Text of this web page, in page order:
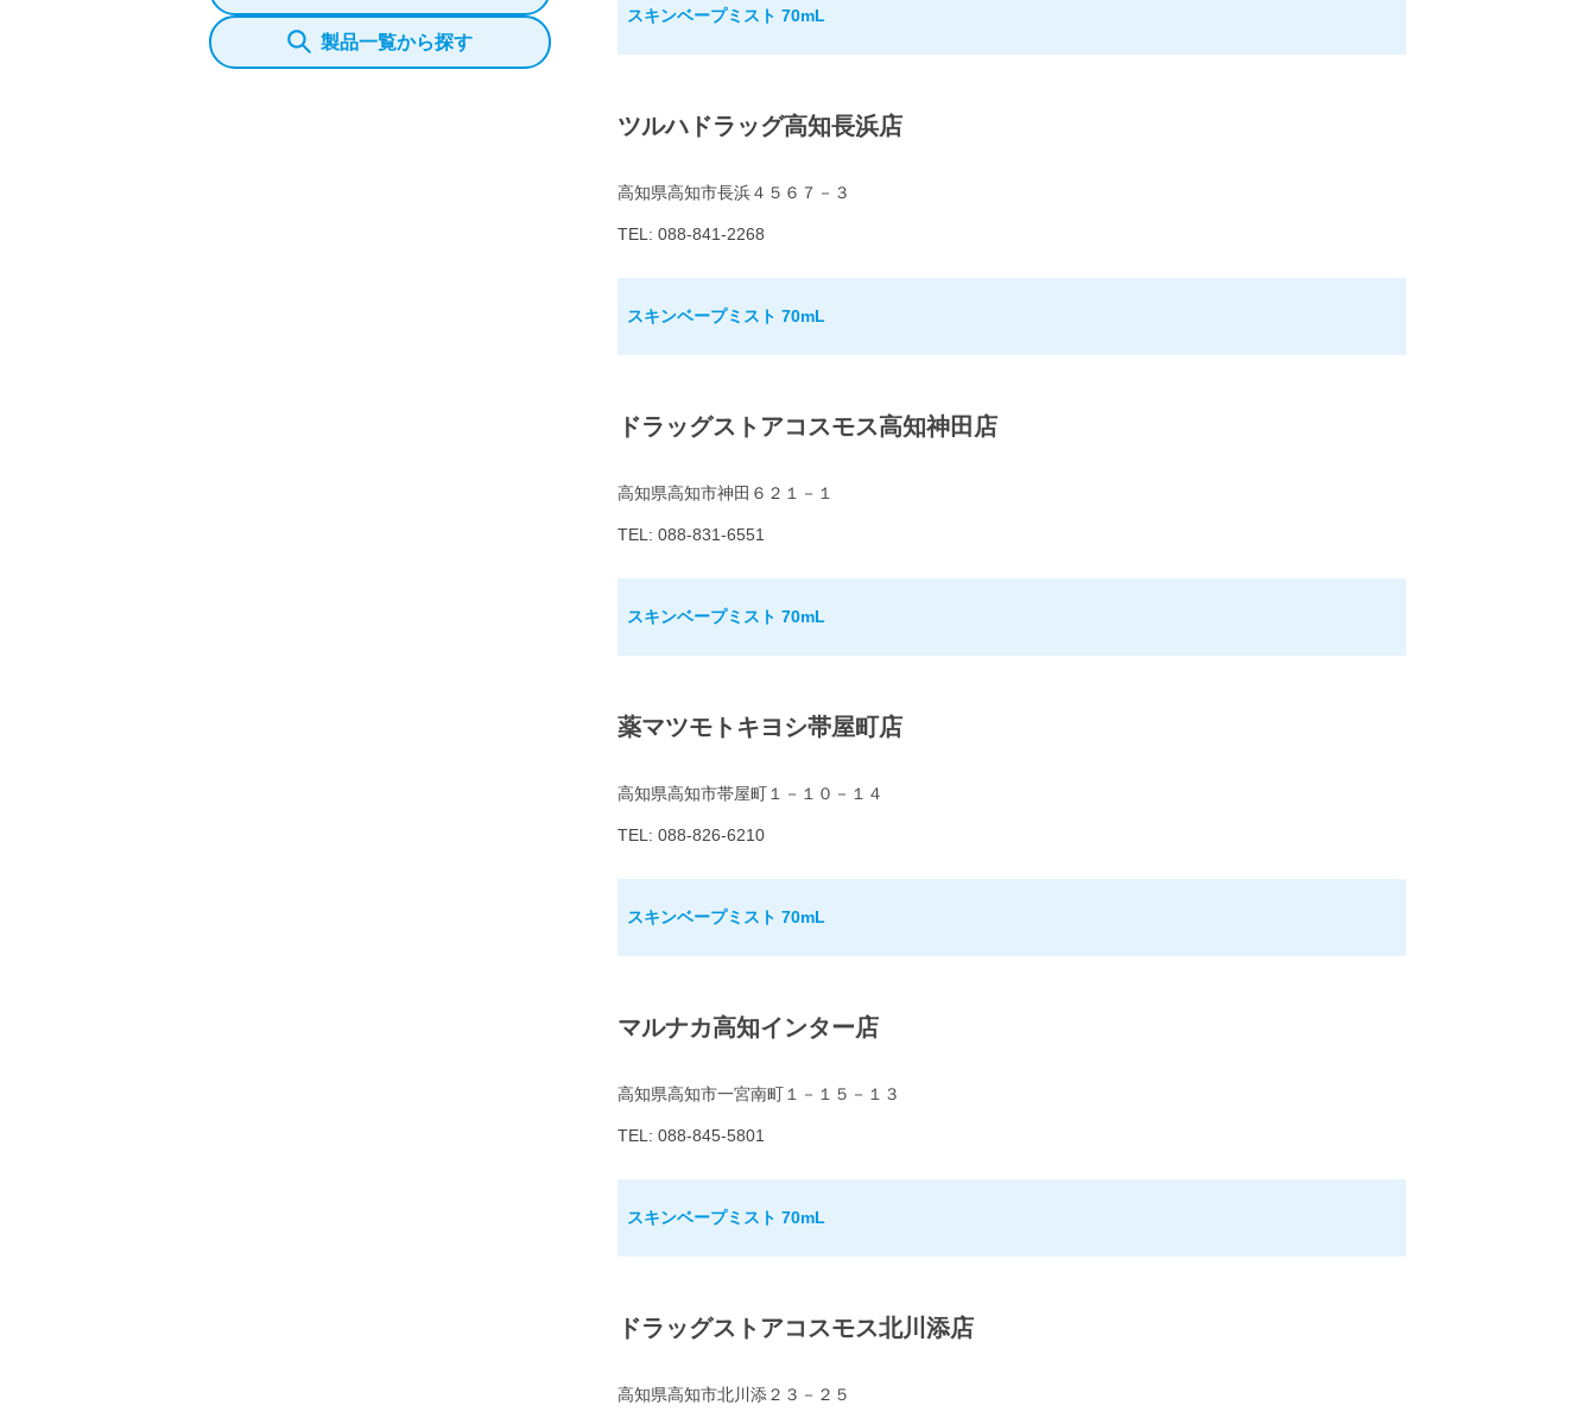
製品一覧から探す
スキンベープミスト 70mL
ツルハドラッグ高知長浜店
高知県高知市長浜４５６７－３
TEL: 088-841-2268
スキンベープミスト 70mL
ドラッグストアコスモス高知神田店
高知県高知市神田６２１－１
TEL: 088-831-6551
スキンベープミスト 70mL
薬マツモトキヨシ帯屋町店
高知県高知市帯屋町１－１０－１４
TEL: 088-826-6210
スキンベープミスト 70mL
マルナカ高知インター店
高知県高知市一宮南町１－１５－１３
TEL: 088-845-5801
スキンベープミスト 70mL
ドラッグストアコスモス北川添店
高知県高知市北川添２３－２５